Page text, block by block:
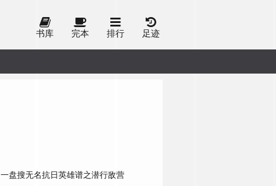
书库 完本 排行 足迹
一盘搜无名抗日英雄谱之潜行敌营